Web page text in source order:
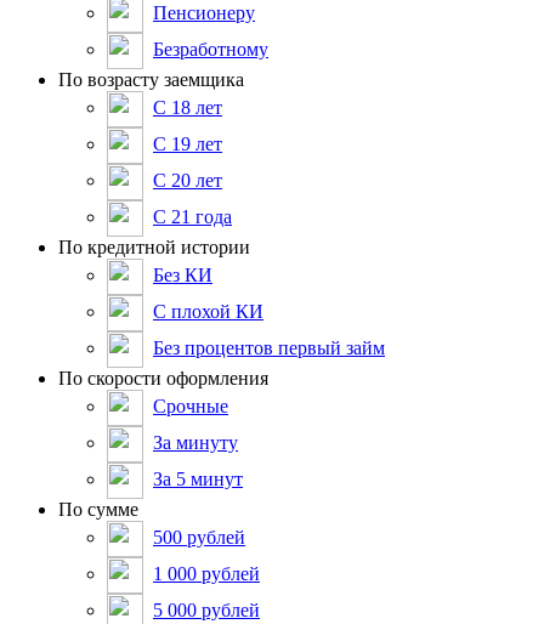
Пенсионеру
Безработному
По возрасту заемщика
С 18 лет
С 19 лет
С 20 лет
С 21 года
По кредитной истории
Без КИ
С плохой КИ
Без процентов первый займ
По скорости оформления
Срочные
За минуту
За 5 минут
По сумме
500 рублей
1 000 рублей
5 000 рублей